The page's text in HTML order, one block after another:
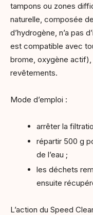
tampons ou zones
naturelle, composée
d’hydrogène, n’a pas
est compatible avec
brome, oxygène
revêtements.
Mode d’emploi :
arrêter la
répartir 500 g
de l’eau ;
les déchets
ensuite
L’action du Speed